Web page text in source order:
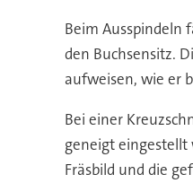
Beim Ausspindeln
den Buchsensitz.
aufweisen, wie er
Bei einer
geneigt eingestellt
Fräsbild und die